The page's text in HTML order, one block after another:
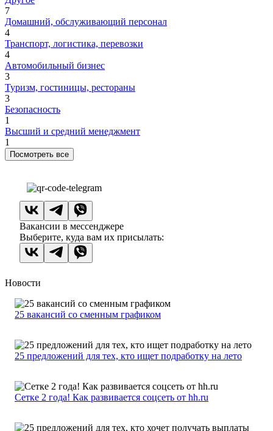
7
Домашний, обслуживающий персонал
4
Транспорт, логистика, перевозки
4
Автомобильный бизнес
3
Туризм, гостиницы, рестораны
3
Безопасность
1
Высший и средний менеджмент
1
Посмотреть все
Вакансии в мессенджере
Выберите, куда вам их присылать:
Новости
25 вакансий со сменным графиком
25 предложений для тех, кто ищет подработку на лето
Сетке 2 года! Как развивается соцсеть от hh.ru